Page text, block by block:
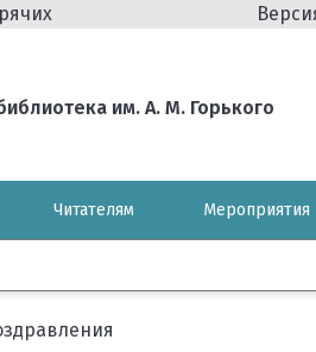
им. А. М. Горького
Читателям Мероприятия